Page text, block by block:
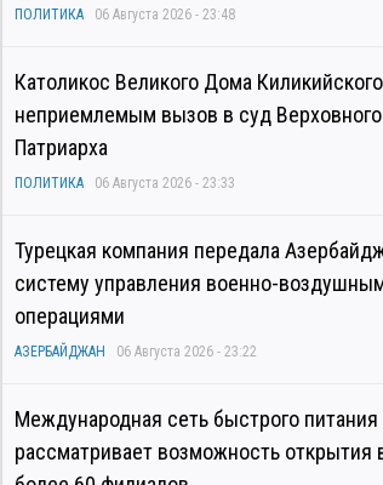
ПОЛИТИКА 06 Августа 2026 - 23:48
Католикос Великого Дома
неприемлемым вызов в суд Верховного
Патриарха
ПОЛИТИКА 06 Августа 2026 - 23:33
Турецкая компания передала
систему управления военно-
операциями
АЗЕРБАЙДЖАН 06 Августа 2026 - 23:22
Международная сеть быстрого питания
рассматривает возможность открытия